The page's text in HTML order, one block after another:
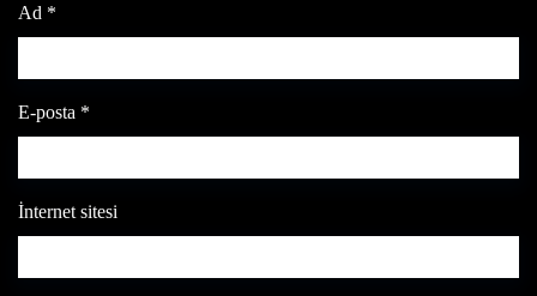
Ad *
E-posta *
İnternet sitesi